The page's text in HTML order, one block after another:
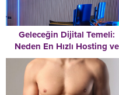
Geleceğin Dijital Temeli:
Neden En Hızlı Hosting ve
Kurumsal Hosting Bir
Değil, Stratejik Bir
Zorunluluktur?